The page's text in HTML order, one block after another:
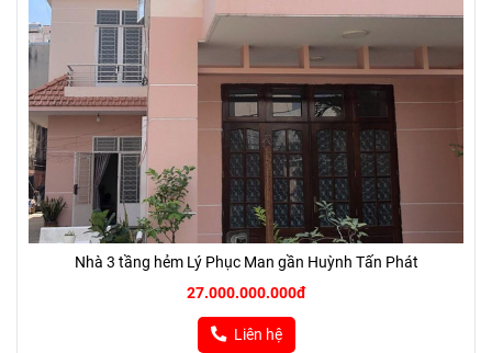
Nhà 3 tầng hẻm Lý Phục Man gần Huỳnh Tấn Phát
27.000.000.000đ
Liên hệ